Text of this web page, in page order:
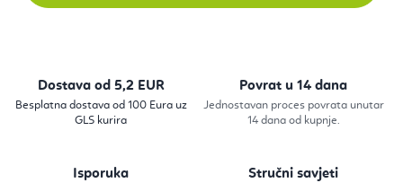
Dostava od 5,2 EUR
Besplatna dostava od 100 Eura uz
GLS kurira
Povrat u 14 dana
Jednostavan proces povrata unutar
14 dana od kupnje.
Isporuka Stručni savjeti